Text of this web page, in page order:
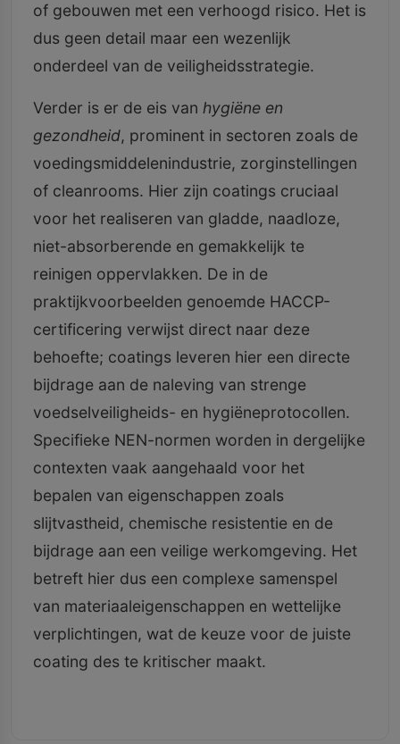
of gebouwen met een verhoogd risico. Het is
dus geen detail maar een wezenlijk
onderdeel van de veiligheidsstrategie.
Verder is er de eis van hygiëne en
gezondheid, prominent in sectoren zoals de
voedingsmiddelenindustrie, zorginstellingen
of cleanrooms. Hier zijn coatings cruciaal
voor het realiseren van gladde, naadloze,
niet-absorberende en gemakkelijk te
reinigen oppervlakken. De in de
praktijkvoorbeelden genoemde HACCP-
certificering verwijst direct naar deze
behoefte; coatings leveren hier een directe
bijdrage aan de naleving van strenge
voedselveiligheids- en hygiëneprotocollen.
Specifieke NEN-normen worden in dergelijke
contexten vaak aangehaald voor het
bepalen van eigenschappen zoals
slijtvastheid, chemische resistentie en de
bijdrage aan een veilige werkomgeving. Het
betreft hier dus een complexe samenspel
van materiaaleigenschappen en wettelijke
verplichtingen, wat de keuze voor de juiste
coating des te kritischer maakt.